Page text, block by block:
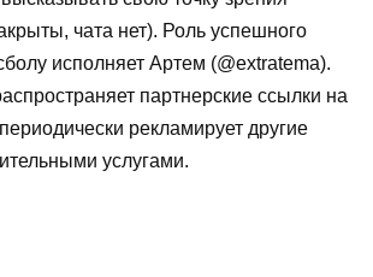
чата нет). Роль успешного
исполняет Артем (@extratema).
партнерские ссылки на
рекламирует другие
услугами.